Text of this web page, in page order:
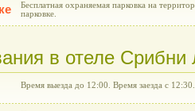
Бесплатная охраняемая парковка на
парковке.
в отеле Срибни
Время выезда до 12:00. Время заезда с 12:30.